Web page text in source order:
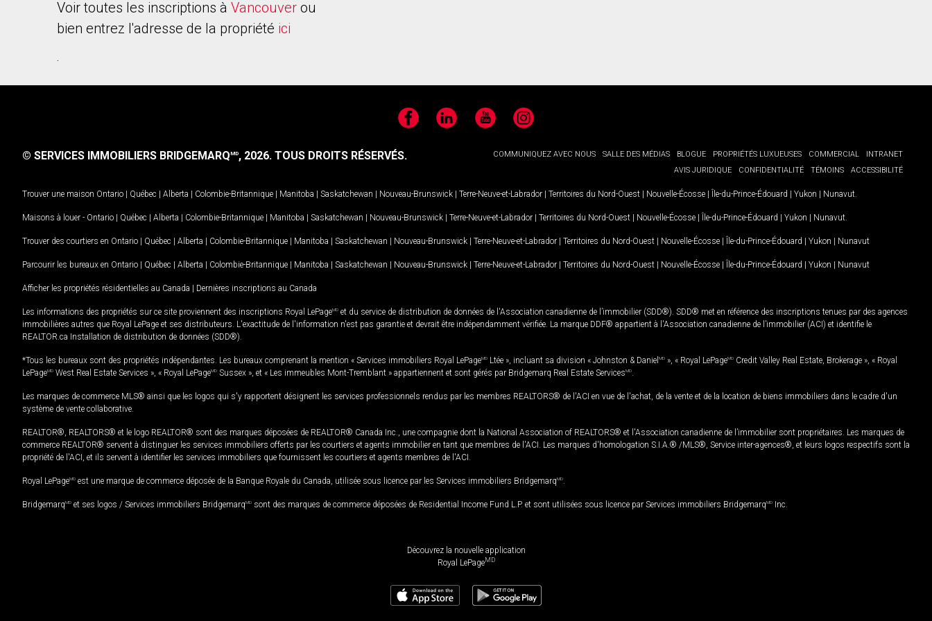
Voir toutes les inscriptions à Vancouver ou
bien entrez l'adresse de la propriété ici
.
FacebookLinkedIn YouTubeInstagram
COMMUNIQUEZ AVEC NOUS SALLE DES MÉDIAS BLOGUE PROPRIÉTÉS LUXUEUSES COMMERCIAL
INTRANET
AVIS JURIDIQUE
CONFIDENTIALITÉ TÉMOINS ACCESSIBILITÉ
© SERVICES IMMOBILIERS BRIDGEMARQMD, 2026. TOUS DROITS RÉSERVÉS.
Trouver une maison Ontario | Québec | Alberta | Colombie-Britannique | Manitoba | Saskatchewan | Nouveau-Brunswick | Terre-Neuve-et-Labrador | Territoires du Nord-Ouest | Nouvelle-Écosse | Île-du-Prince-Édouard | Yukon | Nunavut
Maisons à louer - Ontario | Québec | Alberta | Colombie-Britannique | Manitoba | Saskatchewan | Nouveau-Brunswick | Terre-Neuve-et-Labrador | Territoires du Nord-Ouest | Nouvelle-Écosse | Île-du-Prince-Édouard | Yukon | Nunavut
Trouver des courtiers en Ontario | Québec | Alberta | Colombie-Britannique | Manitoba | Saskatchewan | Nouveau-Brunswick | Terre-Neuve-et-Labrador | Territoires du Nord-Ouest | Nouvelle-Écosse | Île-du-Prince-Édouard | Yukon | Nunavut
Parcourir les bureaux en Ontario | Québec | Alberta | Colombie-Britannique | Manitoba | Saskatchewan | Nouveau-Brunswick | Terre-Neuve-et-Labrador | Territoires du Nord-Ouest | Nouvelle-Écosse | Île-du-Prince-Édouard | Yukon | Nunavut
Afficher les propriétés résidentielles au Canada | Dernières inscriptions au Canada
Les informations des propriétés sur ce site proviennent des inscriptions Royal LePageMD et du service de distribution de données de l'Association canadienne de l’immobilier (SDD®). SDD® met en référence des inscriptions tenues par des agences
immobilières autres que Royal LePage et ses distributeurs. L'exactitude de l'information n'est pas garantie et devrait être indépendamment vérifiée. La marque DDF® appartient à l'Association canadienne de l’immobilier (ACI) et identifie le
REALTOR.ca Installation de distribution de données (SDD®).
*Tous les bureaux sont des propriétés indépendantes. Les bureaux comprenant la mention « Services immobiliers Royal LePageMD Ltée », incluant sa division « Johnston & Daniel MD », « Royal LePageMD Credit Valley Real Estate, Brokerage », « Royal
LePageMD West Real Estate Services », « Royal LePageMD Sussex », et « Les immeubles Mont-Tremblant » appartiennent et sont gérés par Bridgemarq Real Estate ServicesMD
Les marques de commerce MLS® ainsi que les logos qui s'y rapportent désignent les services professionnels rendus par les membres REALTORS® de l'ACI en vue de l'achat, de la vente et de la location de biens immobiliers dans le cadre d'un
système de vente collaborative.
REALTOR®, REALTORS® et le logo REALTOR® sont des marques déposées de REALTOR® Canada Inc., une compagnie dont la National Association of REALTORS® et l'Association canadienne de l’immobilier sont propriétaires. Les marques de
commerce REALTOR® servent à distinguer les services immobiliers offerts par les courtiers et agents immobilier en tant que membres de l'ACI. Les marques d'homologation S.I.A.® /MLS®, Service inter-agences®, et leurs logos respectifs sont la
propriété de l'ACI, et ils servent à identifier les services immobiliers que fournissent les courtiers et agents membres de l'ACI.
Royal LePageMD est une marque de commerce déposée de la Banque Royale du Canada, utilisée sous licence par les Services immobiliers BridgemarqMD
BridgemarqMD et ses logos / Services immobiliers BridgemarqMD sont des marques de commerce déposées de Residential Income Fund L.P. et sont utilisées sous licence par Services immobiliers BridgemarqMD Inc.
Découvrez la nouvelle application
Royal LePageMD